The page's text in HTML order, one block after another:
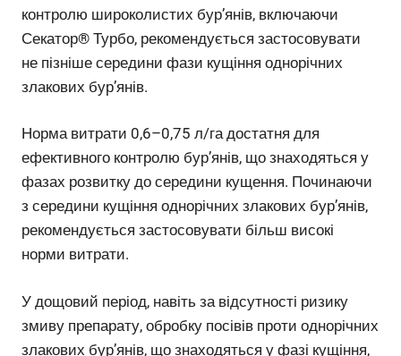
контролю широколистих бур’янів, включаючи
Секатор® Турбо, рекомендується застосовувати
не пізніше середини фази кущіння однорічних
злакових бур’янів.
Норма витрати 0,6–0,75 л/га достатня для
ефективного контролю бур’янів, що знаходяться у
фазах розвитку до середини кущення. Починаючи
з середини кущіння однорічних злакових бур’янів,
рекомендується застосовувати більш високі
норми витрати.
У дощовий період, навіть за відсутності ризику
змиву препарату, обробку посівів проти однорічних
злакових бур’янів, що знаходяться у фазі кущіння,